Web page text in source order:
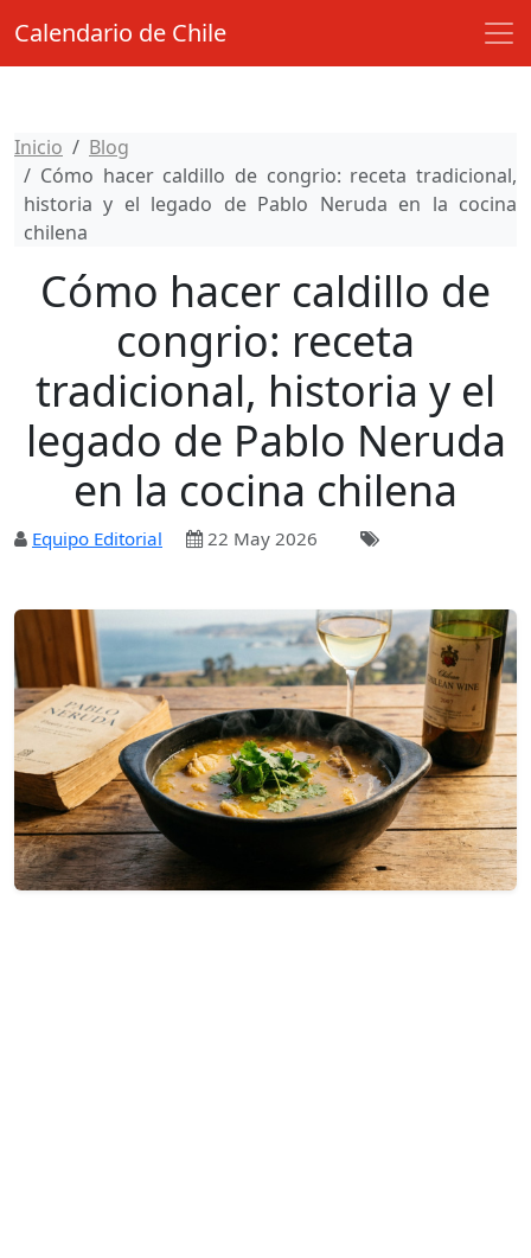
Calendario de Chile
Inicio
Blog
Cómo hacer caldillo de congrio: receta tradicional,
historia y el legado de Pablo Neruda en la cocina
chilena
Cómo hacer caldillo de
congrio: receta
tradicional, historia y el
legado de Pablo Neruda
en la cocina chilena
Equipo Editorial 22 May 2026